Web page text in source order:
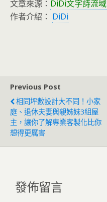
文章來源： DiDi文字詩流域
作者介紹： DiDi
Previous Post
相同坪數設計大不同！小家
庭、退休夫妻與親姊妹3組屋
主，讓你了解專業客製化比你
想得更厲害
發佈留言